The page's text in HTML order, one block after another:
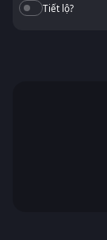
Tiết lộ?